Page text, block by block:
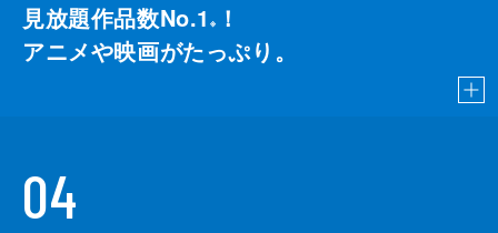
見放題作品数No.1 ※
！
アニメや映画がたっぷり。
04